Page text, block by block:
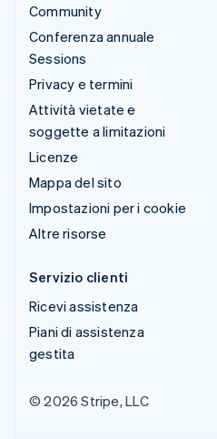
Community
Conferenza annuale
Sessions
Privacy e termini
Attività vietate e
soggette a limitazioni
Licenze
Mappa del sito
Impostazioni per i cookie
Altre risorse
Servizio clienti
Ricevi assistenza
Piani di assistenza
gestita
© 2026 Stripe, LLC